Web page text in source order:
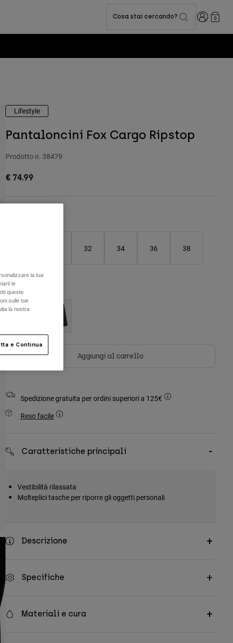
Cosa stai cercando? Accedi0
Lifestyle
Pantaloncini Fox Cargo Ripstop
Prodotto n. 38479
€ 74.99
32 34 36 38
Colore -
selezionato
Aggiungi al carrello
Spedizione gratuita per ordini superiori a 125€
Reso facile
Caratteristiche principali
Vestibilità rilassata
Molteplici tasche per riporre gli oggetti personali
Descrizione
Specifiche
Materiali e cura
la tua
le
queste
sulle tue
la nostra
e Continua